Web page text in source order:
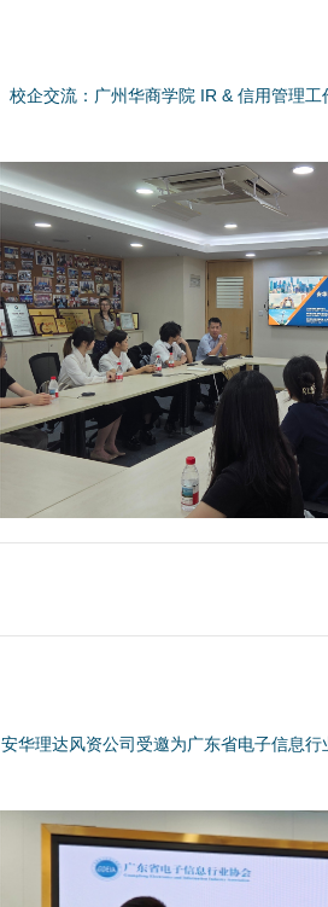
校企交流：广州华商学院 IR & 信用管理
安华理达风资公司受邀为广东省电子信息行